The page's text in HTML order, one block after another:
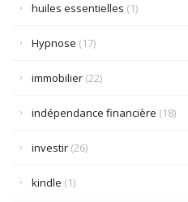
huiles essentielles (1)
Hypnose (17)
immobilier (22)
indépendance financière (18)
investir (26)
kindle (1)